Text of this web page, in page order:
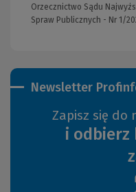
Newsletter
Zapisz się do
i odbierz
Orzecznictwo Sądu
Spraw Publicznych - Nr 1/